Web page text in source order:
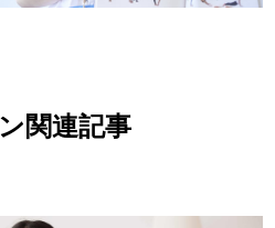
関連記事